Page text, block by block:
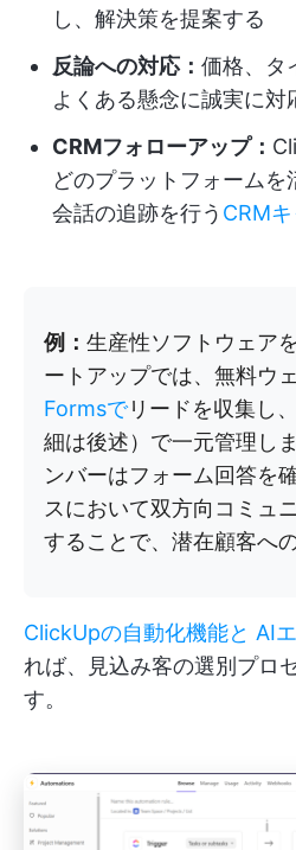
し、解決策を提案する
反論への対応： 価格、タ
よくある懸念に誠実に対
CRMフォローアップ：
どのプラットフォーム
会話の追跡を行う CRM
例： 生産性ソフトウェア
ートアップでは、無料ウェ
Formsでリードを収集し、
細は後述）で一元管理し
ンバーはフォーム回答を
スにおいて双方向コミュ
することで、潜在顧客へ
ClickUpの自動化機能と AI
れば、見込み客の選別プロ
す。